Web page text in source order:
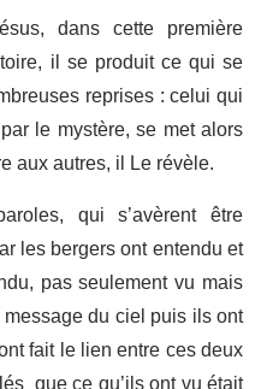
dans cette première
il se produit ce qui se
reprises : celui qui
le mystère, se met alors
aux autres, il Le révèle.
qui s’avèrent être
les bergers ont entendu et
pas seulement vu mais
du ciel puis ils ont
fait le lien entre ces deux